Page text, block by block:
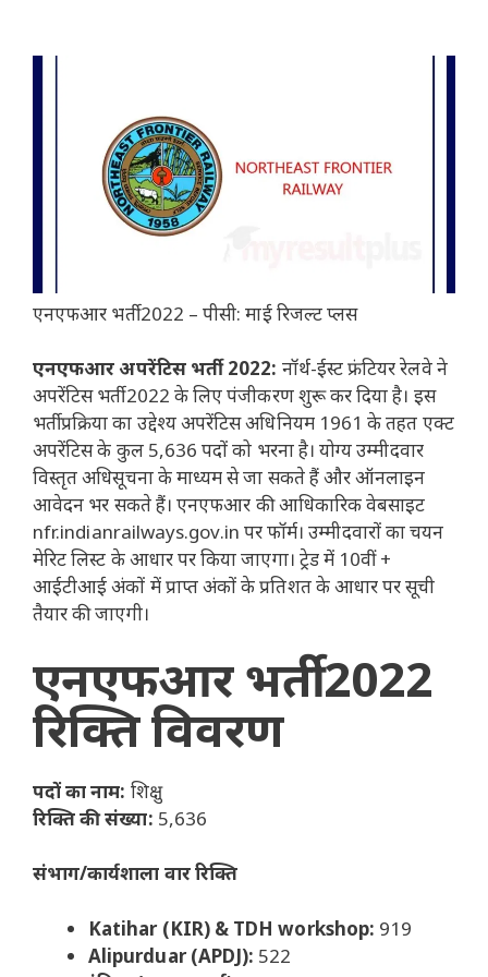
एनएफआर भर्ती 2022 – पीसी: माई रिजल्ट प्लस
एनएफआर अपरेंटिस भर्ती 2022: नॉर्थ-ईस्ट फ्रंटियर रेलवे ने
अपरेंटिस भर्ती 2022 के लिए पंजीकरण शुरू कर दिया है। इस
भर्ती प्रक्रिया का उद्देश्य अपरेंटिस अधिनियम 1961 के तहत एक्ट
अपरेंटिस के कुल 5,636 पदों को भरना है। योग्य उम्मीदवार
विस्तृत अधिसूचना के माध्यम से जा सकते हैं और ऑनलाइन
आवेदन भर सकते हैं। एनएफआर की आधिकारिक वेबसाइट
nfr.indianrailways.gov.in पर फॉर्म। उम्मीदवारों का चयन
मेरिट लिस्ट के आधार पर किया जाएगा। ट्रेड में 10वीं +
आईटीआई अंकों में प्राप्त अंकों के प्रतिशत के आधार पर सूची
तैयार की जाएगी।
एनएफआर भर्ती 2022
रिक्ति विवरण
पदों का नाम: शिक्षु
रिक्ति की संख्या: 5,636
संभाग/कार्यशाला वार रिक्ति
Katihar (KIR) & TDH workshop: 919
Alipurduar (APDJ): 522